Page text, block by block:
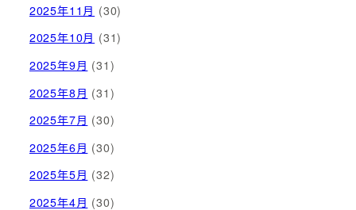
2025年11月 (30)
2025年10月 (31)
2025年9月 (31)
2025年8月 (31)
2025年7月 (30)
2025年6月 (30)
2025年5月 (32)
2025年4月 (30)